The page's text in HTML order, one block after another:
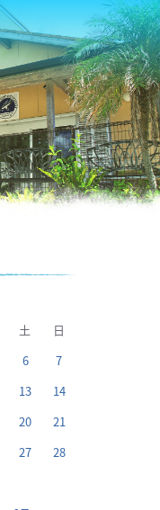
土 日
6
7
13
14
20
21
27
28